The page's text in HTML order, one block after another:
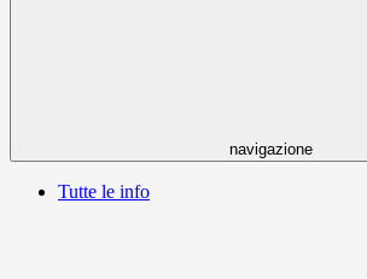
navigazione
Tutte le info